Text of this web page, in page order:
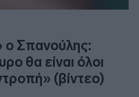
ο Σπανούλης:
θα είναι όλοι
(βίντεο)